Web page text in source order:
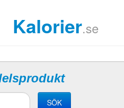
Kalorier.se
SÖK